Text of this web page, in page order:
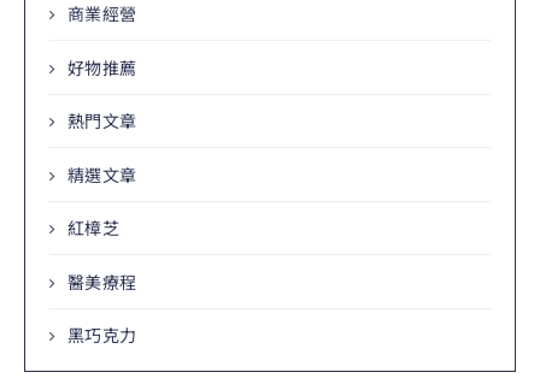
商業經營
好物推薦
熱門文章
精選文章
紅樟芝
醫美療程
黑巧克力